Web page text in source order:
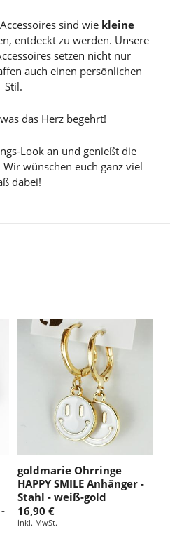
sind wie kleine
entdeckt zu werden. Unsere
setzen nicht nur
auch einen persönlichen
Stil.
das Herz begehrt!
Look an und genießt die
wünschen euch ganz viel
dabei!
goldmarie Ohrringe
HAPPY SMILE Anhänger -
Stahl - weiß-gold
16,90 €
inkl. MwSt.